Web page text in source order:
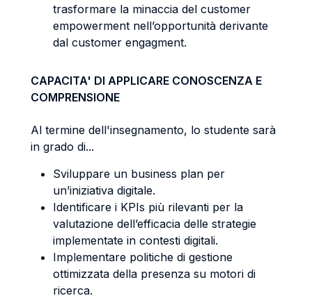
trasformare la minaccia del customer
empowerment nell’opportunità derivante
dal customer engagment.
CAPACITA' DI APPLICARE CONOSCENZA E
COMPRENSIONE
Al termine dell'insegnamento, lo studente sarà
in grado di...
Sviluppare un business plan per
un’iniziativa digitale.
Identificare i KPIs più rilevanti per la
valutazione dell’efficacia delle strategie
implementate in contesti digitali.
Implementare politiche di gestione
ottimizzata della presenza su motori di
ricerca.